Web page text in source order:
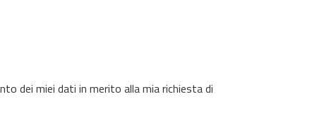
dei miei dati in merito alla mia richiesta di